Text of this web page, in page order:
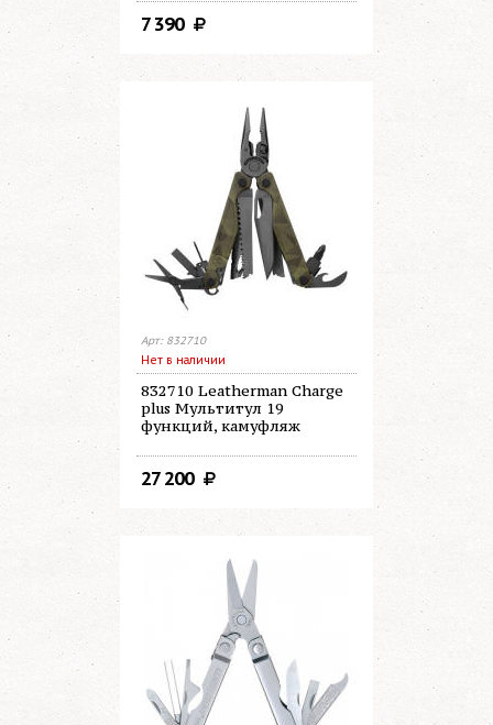
7 390
Арт: 832710
Нет в наличии
832710 Leatherman Charge
plus Мультитул 19
функций, камуфляж
27 200